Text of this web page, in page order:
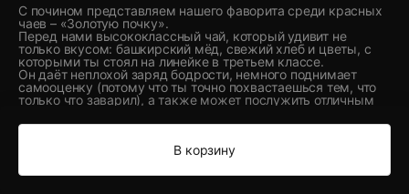
В корзину
С почином представляем нашего фаворита среди красных
чаев – «Золотую почку».
Перед нами высококлассный чай, который удивит не
только вкусом: башкирский мёд, свежий хлеб и цветы, с
которыми ты стоял на линейке в третьем классе.
Он даёт неплохой заряд бодрости, немного поднимает
самооценку (потому что ты точно похвастаешься тем, что
только что заварил), а также может послужить отличным
противоположного пола в тёплой, спокойной обстановке.